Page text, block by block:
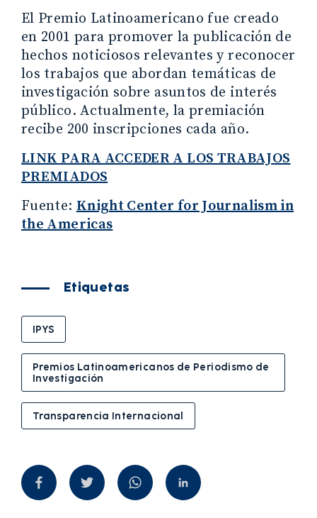
El Premio Latinoamericano fue creado
en 2001 para promover la publicación de
hechos noticiosos relevantes y reconocer
los trabajos que abordan temáticas de
investigación sobre asuntos de interés
público. Actualmente, la premiación
recibe 200 inscripciones cada año.
LINK PARA ACCEDER A LOS TRABAJOS
PREMIADOS
Fuente:Knight Center for Journalism in
the Americas
Etiquetas
IPYS
Premios Latinoamericanos de Periodismo de
Investigación
Transparencia Internacional